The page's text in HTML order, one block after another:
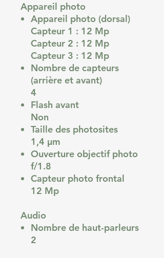
Appareil photo
Appareil photo (dorsal)
Capteur 1 : 12 Mp
Capteur 2 : 12 Mp
Capteur 3 : 12 Mp
Nombre de capteurs
(arrière et avant)
4
Flash avant
Non
Taille des photosites
1,4 µm
Ouverture objectif photo
f/1.8
Capteur photo frontal
12 Mp
Audio
Nombre de haut-parleurs
2